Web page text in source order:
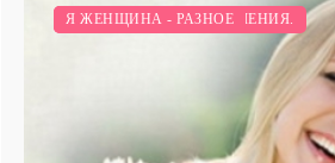
ПСИХОЛОГИЯ И ОТНОШЕНИЯ.
Я ЖЕНЩИНА - РАЗНОЕ